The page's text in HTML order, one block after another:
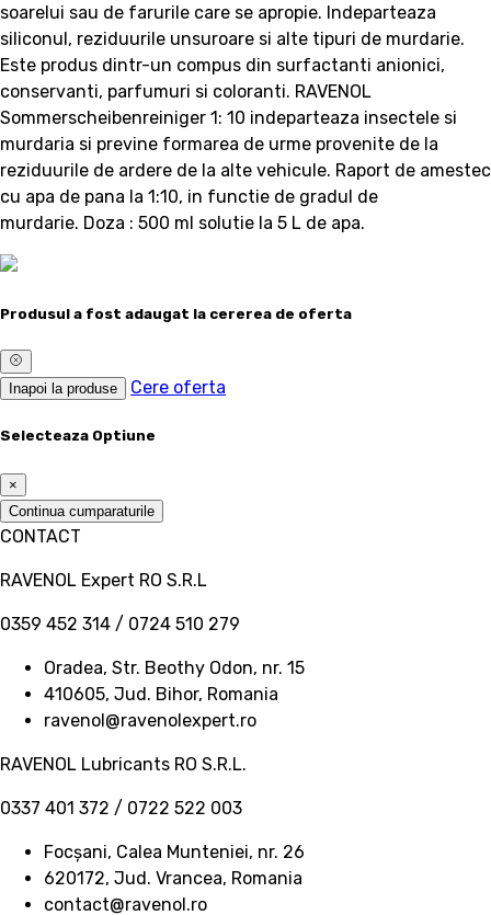
soarelui sau de farurile care se apropie. Indeparteaza
siliconul, reziduurile unsuroare si alte tipuri de murdarie.
Este produs dintr-un compus din surfactanti anionici,
conservanti, parfumuri si coloranti. RAVENOL
Sommerscheibenreiniger 1: 10 indeparteaza insectele si
murdaria si previne formarea de urme provenite de la
reziduurile de ardere de la alte vehicule. Raport de amestec
cu apa de pana la 1:10, in functie de gradul de
murdarie. Doza : 500 ml solutie la 5 L de apa.
Produsul a fost adaugat la cererea de oferta
Inapoi la produse Cere oferta
Selecteaza Optiune
×
Continua cumparaturile
CONTACT
RAVENOL Expert RO S.R.L
0359 452 314 / 0724 510 279
Oradea, Str. Beothy Odon, nr. 15
410605, Jud. Bihor, Romania
ravenol@ravenolexpert.ro
RAVENOL Lubricants RO S.R.L.
0337 401 372 / 0722 522 003
Focșani, Calea Munteniei, nr. 26
620172, Jud. Vrancea, Romania
contact@ravenol.ro